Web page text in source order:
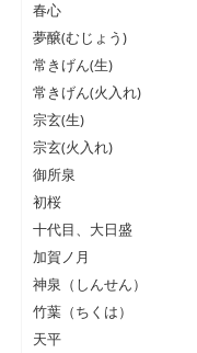
春心
夢醸(むじょう)
常きげん(生)
常きげん(火入れ)
宗玄(生)
宗玄(火入れ)
御所泉
初桜
十代目、大日盛
加賀ノ月
神泉（しんせん）
竹葉（ちくは）
天平